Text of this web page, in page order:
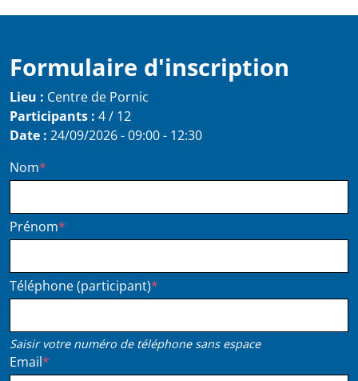
Formulaire d'inscription
Lieu : Centre de Pornic
Participants : 4 / 12
Date : 24/09/2026 - 09:00- 12:30
Session
Nom
Prénom
Téléphone (participant)
Saisir votre numéro de téléphone sans espace
Email